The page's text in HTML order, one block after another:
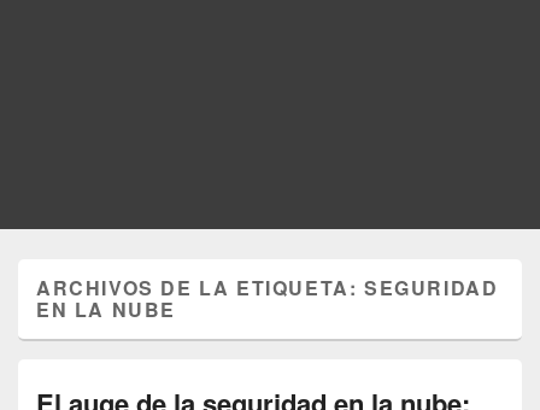
ARCHIVOS DE LA ETIQUETA:SEGURIDAD
EN LA NUBE